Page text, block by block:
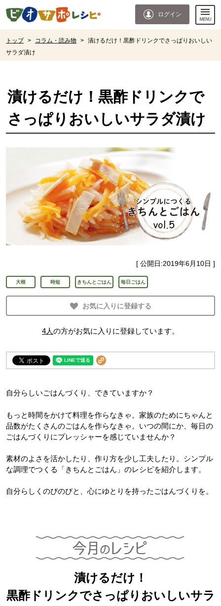
ページの先頭です。
ログイン
トップ > コラム・読み物 > 漬けるだけ！黒酢ドリンクでさっぱりおいしい
サラダ漬け
漬けるだけ！黒酢ドリンクで
さっぱりおいしいサラダ漬け
[ 公開日:2019年6月10日 ]
大根 時短 きちんとごはん 毎日ごはん
お気に入りに登録する
4人の方がお気に入りに登録しています。
自分らしいごはんづくり、できていますか？
もっと時間をかけて料理を作らなきゃ。家族のためにちゃんと
品数がたくさんのごはんを作らなきゃ。いつの間にか、毎日の
ごはんづくりにプレッシャーを感じていませんか？
素材のよさを活かしたり、作り方を少し工夫したり。シンプル
な調理でつくる「きちんとごはん」のレシピを紹介します。
自分らしくのびのびと、心にゆとりを持ったごはんづくりを。
漬けるだけ！
黒酢ドリンクでさっぱりおいしいサラ